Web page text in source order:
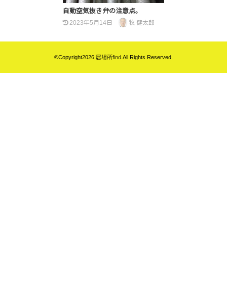
自動空気抜き弁の注意点。
2023年5月14日 牧 健太郎
©Copyright2026 居場所find.All Rights Reserved.